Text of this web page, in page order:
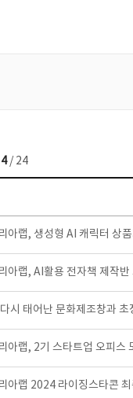
4/ 24
아랩, 생성형 AI 캐릭터 상
아랩, AI활용 전자책 제작반
시 태어난 문화제조창과
아랩, 2기 스타트업 오피스
아랩 2024 라이징스타콘